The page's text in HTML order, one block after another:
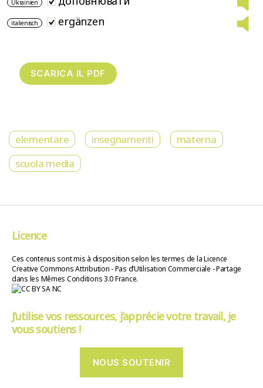
Ukrainien
italienisch ergänzen
elementare insegnamenti
materna
scuola media
Licence
Ces contenus sont mis à disposition selon les termes de la Licence
Creative Commons Attribution - Pas d’Utilisation Commerciale - Partage
dans les Mêmes Conditions 3.0 France.
J’utilise vos ressources, j’apprécie votre travail, je
vous soutiens !
NOUS SOUTENIR